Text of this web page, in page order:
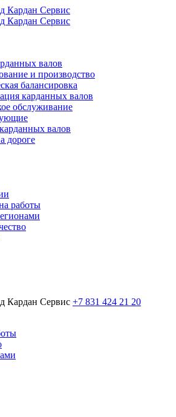
валов
и производство
балансировка
карданных валов
обслуживание
валов
дороге
работы
+7 831 424 21 20